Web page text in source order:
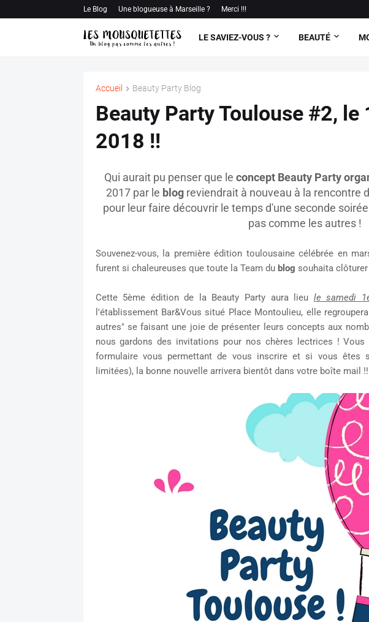
Le Blog Une blogueuse à Marseille ? Merci !!!
LE SAVIEZ-VOUS ? BEAUTÉ
Accueil Beauty Party Blog
Beauty Party Toulouse #2, le
2018 !!
Qui aurait pu penser que le concept Beauty Party
2017 par le blog reviendrait à nouveau à la rencontre
pour leur faire découvrir le temps d'une seconde
pas comme les autres !
Souvenez-vous, la première édition toulousaine célébrée en
furent si chaleureuses que toute la Team du blog souhaita clôturer
Cette 5ème édition de la Beauty Party aura lieu le samedi
l'établissement Bar&Vous situé Place Montoulieu, elle
autres" se faisant une joie de présenter leurs concepts aux
nous gardons des invitations pour nos chères lectrices !
formulaire vous permettant de vous inscrire et si vous êtes
limitées), la bonne nouvelle arrivera bientôt dans votre boîte mail !!